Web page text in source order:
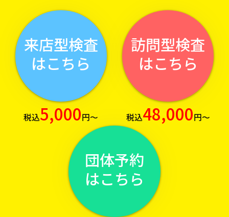
来店型検査
はこちら
税込5,000円～
訪問型検査
はこちら
税込48,000円～
団体予約
はこちら